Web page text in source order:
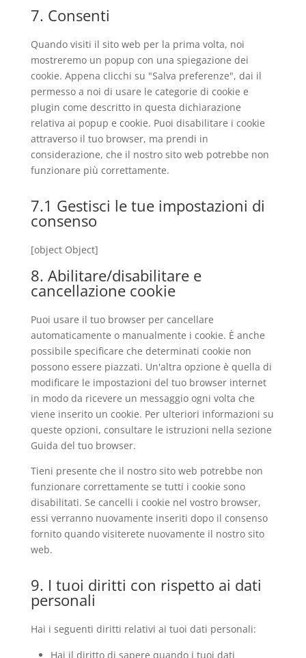
varie
7. Consenti
Quando visiti il sito web per la prima volta, noi
mostreremo un popup con una spiegazione dei
cookie. Appena clicchi su "Salva preferenze", dai il
permesso a noi di usare le categorie di cookie e
plugin come descritto in questa dichiarazione
relativa ai popup e cookie. Puoi disabilitare i cookie
attraverso il tuo browser, ma prendi in
considerazione, che il nostro sito web potrebbe non
funzionare più correttamente.
7.1 Gestisci le tue impostazioni di
consenso
[object Object]
8. Abilitare/disabilitare e
cancellazione cookie
Puoi usare il tuo browser per cancellare
automaticamente o manualmente i cookie. È anche
possibile specificare che determinati cookie non
possono essere piazzati. Un'altra opzione è quella di
modificare le impostazioni del tuo browser internet
in modo da ricevere un messaggio ogni volta che
viene inserito un cookie. Per ulteriori informazioni su
queste opzioni, consultare le istruzioni nella sezione
Guida del tuo browser.
Tieni presente che il nostro sito web potrebbe non
funzionare correttamente se tutti i cookie sono
disabilitati. Se cancelli i cookie nel vostro browser,
essi verranno nuovamente inseriti dopo il consenso
fornito quando visiterete nuovamente il nostro sito
web.
9. I tuoi diritti con rispetto ai dati
personali
Hai i seguenti diritti relativi ai tuoi dati personali:
Hai il diritto di sapere quando i tuoi dati